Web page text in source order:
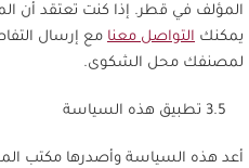
المؤلف في قطر. إذا كنت تعتقد أن
يمكنك التواصل معنا مع إرسال
لمصنفك محل الشكوى.
أعد هذه السياسة وأصدرها مكتب